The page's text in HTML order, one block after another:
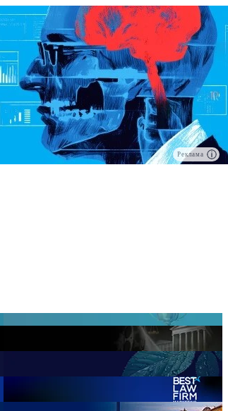
Реклама